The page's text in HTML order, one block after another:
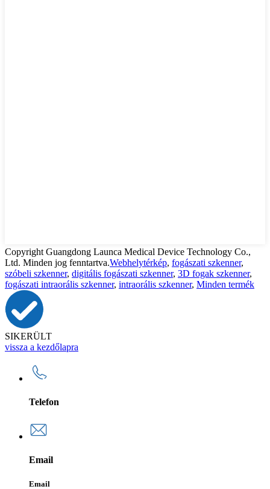
Copyright Guangdong Launca Medical Device Technology Co.,
Ltd. Minden jog fenntartva.Webhelytérkép, fogászati ​​szkenner,
szóbeli szkenner, digitális fogászati ​​szkenner, 3D fogak szkenner,
fogászati ​​intraorális szkenner, intraorális szkenner, Minden termék
SIKERÜLT
vissza a kezdőlapra
Telefon
Email
Email